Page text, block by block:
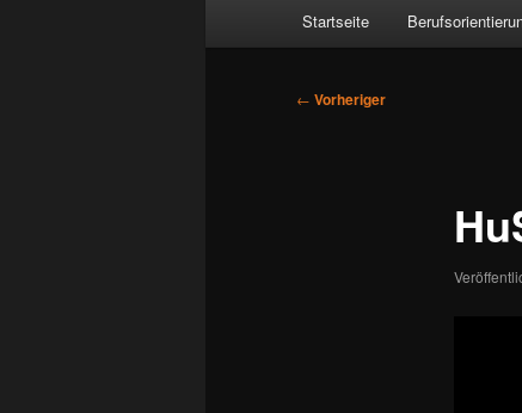
Startseite
Beitragsnavigation
← Vorheriger